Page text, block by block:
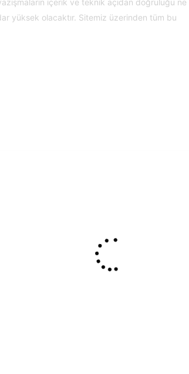
içerik ve teknik açıdan doğruluğu ne
yüksek olacaktır. Sitemiz üzerinden tüm bu